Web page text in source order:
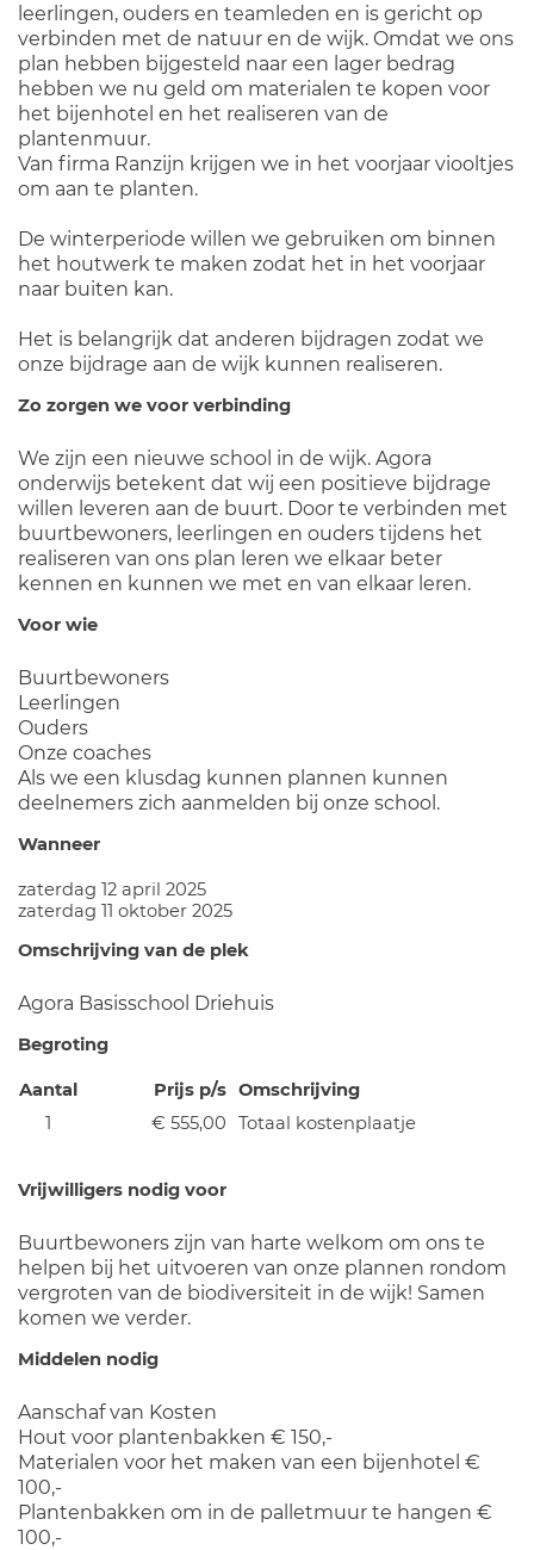
leerlingen, ouders en teamleden en is gericht op
verbinden met de natuur en de wijk. Omdat we ons
plan hebben bijgesteld naar een lager bedrag
hebben we nu geld om materialen te kopen voor
het bijenhotel en het realiseren van de
plantenmuur.
Van firma Ranzijn krijgen we in het voorjaar viooltjes
om aan te planten.
De winterperiode willen we gebruiken om binnen
het houtwerk te maken zodat het in het voorjaar
naar buiten kan.
Het is belangrijk dat anderen bijdragen zodat we
onze bijdrage aan de wijk kunnen realiseren.
Zo zorgen we voor verbinding
We zijn een nieuwe school in de wijk. Agora
onderwijs betekent dat wij een positieve bijdrage
willen leveren aan de buurt. Door te verbinden met
buurtbewoners, leerlingen en ouders tijdens het
realiseren van ons plan leren we elkaar beter
kennen en kunnen we met en van elkaar leren.
Voor wie
Buurtbewoners
Leerlingen
Ouders
Onze coaches
Als we een klusdag kunnen plannen kunnen
deelnemers zich aanmelden bij onze school.
Wanneer
zaterdag 12 april 2025
zaterdag 11 oktober 2025
Omschrijving van de plek
Agora Basisschool Driehuis
Begroting
Aantal Prijs p/s Omschrijving
1
€ 555,00 Totaal kostenplaatje
Vrijwilligers nodig voor
Buurtbewoners zijn van harte welkom om ons te
helpen bij het uitvoeren van onze plannen rondom
vergroten van de biodiversiteit in de wijk! Samen
komen we verder.
Middelen nodig
Aanschaf van Kosten
Hout voor plantenbakken € 150,-
Materialen voor het maken van een bijenhotel €
100,-
Plantenbakken om in de palletmuur te hangen €
100,-